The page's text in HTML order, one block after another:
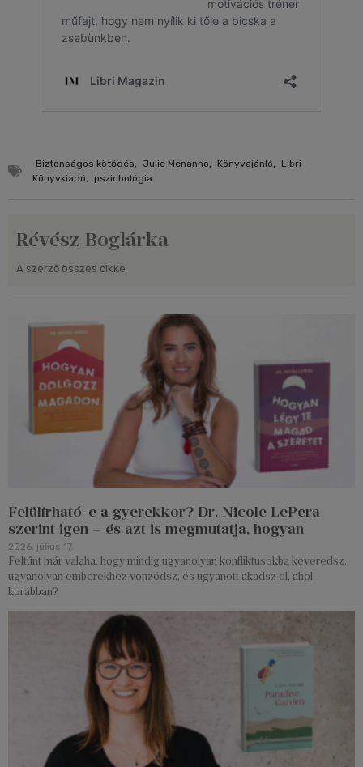
Biztonságos kötődés, Julie Menanno, Könyvajánló,
Libri
Könyvkiadó, pszichológia
Révész Boglárka
A szerző összes cikke
Felülírható-e a gyerekkor? Dr. Nicole LePera
szerint igen – és azt is megmutatja, hogyan
2026. július 17.
Feltűnt már valaha, hogy mindig ugyanolyan konfliktusokba keveredsz,
ugyanolyan emberekhez vonzódsz, és ugyanott akadsz el, ahol
korábban?